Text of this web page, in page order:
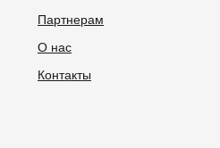
Партнерам
О нас
Контакты